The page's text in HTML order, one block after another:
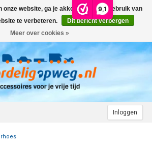
9,1
Inloggen
OP DE TREKHAAK
ELEKTRISCHE FIETSEN
+
EN 3-LAAGS
++
onze website, ga je akkoord met het gebruik van
te verbeteren.
Dit bericht verbergen
Meer over cookies »